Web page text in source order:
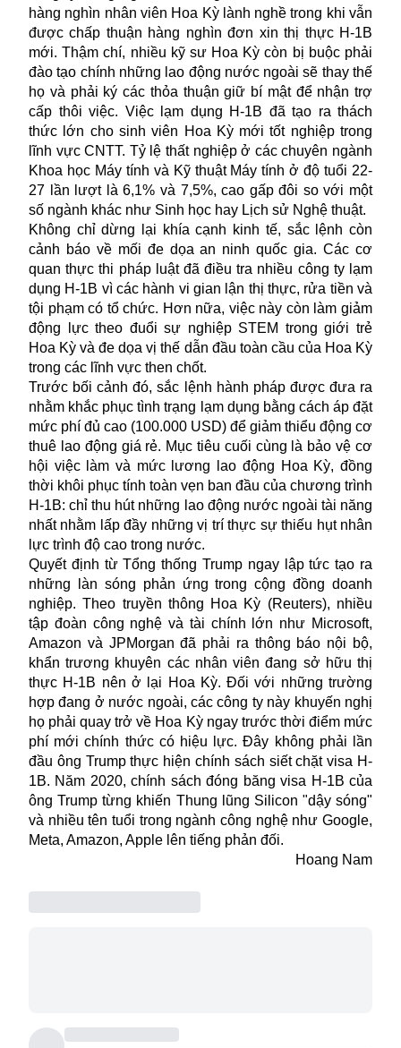
hàng nghìn nhân viên Hoa Kỳ lành nghề trong khi vẫn
được chấp thuận hàng nghìn đơn xin thị thực H-1B
mới. Thậm chí, nhiều kỹ sư Hoa Kỳ còn bị buộc phải
đào tạo chính những lao động nước ngoài sẽ thay thế
họ và phải ký các thỏa thuận giữ bí mật để nhận trợ
cấp thôi việc. Việc lạm dụng H-1B đã tạo ra thách
thức lớn cho sinh viên Hoa Kỳ mới tốt nghiệp trong
lĩnh vực CNTT. Tỷ lệ thất nghiệp ở các chuyên ngành
Khoa học Máy tính và Kỹ thuật Máy tính ở độ tuổi 22-
27 lần lượt là 6,1% và 7,5%, cao gấp đôi so với một
số ngành khác như Sinh học hay Lịch sử Nghệ thuật.
Không chỉ dừng lại khía cạnh kinh tế, sắc lệnh còn
cảnh báo về mối đe dọa an ninh quốc gia. Các cơ
quan thực thi pháp luật đã điều tra nhiều công ty lạm
dụng H-1B vì các hành vi gian lận thị thực, rửa tiền và
tội phạm có tổ chức. Hơn nữa, việc này còn làm giảm
động lực theo đuổi sự nghiệp STEM trong giới trẻ
Hoa Kỳ và đe dọa vị thế dẫn đầu toàn cầu của Hoa Kỳ
trong các lĩnh vực then chốt.
Trước bối cảnh đó, sắc lệnh hành pháp được đưa ra
nhằm khắc phục tình trạng lạm dụng bằng cách áp đặt
mức phí đủ cao (100.000 USD) để giảm thiểu động cơ
thuê lao động giá rẻ. Mục tiêu cuối cùng là bảo vệ cơ
hội việc làm và mức lương lao động Hoa Kỳ, đồng
thời khôi phục tính toàn vẹn ban đầu của chương trình
H-1B: chỉ thu hút những lao động nước ngoài tài năng
nhất nhằm lấp đầy những vị trí thực sự thiếu hụt nhân
lực trình độ cao trong nước.
Quyết định từ Tổng thống Trump ngay lập tức tạo ra
những làn sóng phản ứng trong cộng đồng doanh
nghiệp. Theo truyền thông Hoa Kỳ (Reuters), nhiều
tập đoàn công nghệ và tài chính lớn như Microsoft,
Amazon và JPMorgan đã phải ra thông báo nội bộ,
khẩn trương khuyên các nhân viên đang sở hữu thị
thực H-1B nên ở lại Hoa Kỳ. Đối với những trường
hợp đang ở nước ngoài, các công ty này khuyến nghị
họ phải quay trở về Hoa Kỳ ngay trước thời điểm mức
phí mới chính thức có hiệu lực. Đây không phải lần
đầu ông Trump thực hiện chính sách siết chặtvisa H-
1B. Năm 2020, chính sách đóng băng visa H-1B của
ông Trump từng khiến Thung lũng Silicon "dậy sóng"
và nhiều tên tuổi trong ngành công nghệ như Google,
Meta, Amazon, Apple lên tiếng phản đối.
Hoang Nam